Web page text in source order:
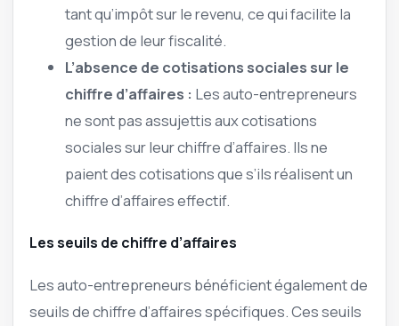
tant qu’impôt sur le revenu, ce qui facilite la
gestion de leur fiscalité.
L’absence de cotisations sociales sur le
chiffre d’affaires : Les auto-entrepreneurs
ne sont pas assujettis aux cotisations
sociales sur leur chiffre d’affaires. Ils ne
paient des cotisations que s’ils réalisent un
chiffre d’affaires effectif.
Les seuils de chiffre d’affaires
Les auto-entrepreneurs bénéficient également de
seuils de chiffre d’affaires spécifiques. Ces seuils